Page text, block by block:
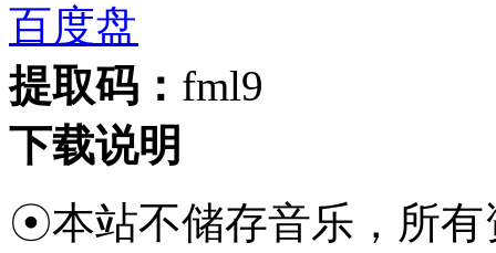
百度盘
提取码： fml9
下载说明
☉本站不储存音乐，所有